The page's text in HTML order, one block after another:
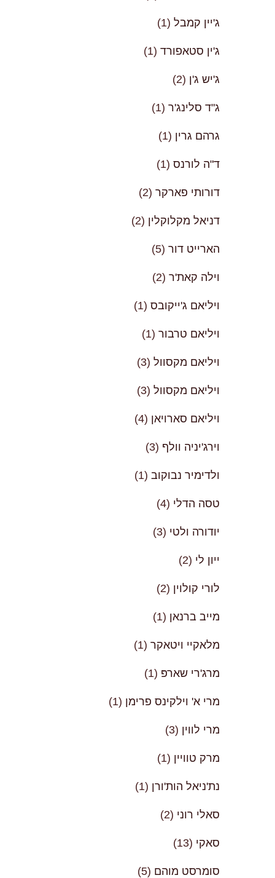
ג'יין קמבל (1)
ג'ין סטאפורד (1)
ג'יש ג'ן (2)
ג"ד סלינג'ר (1)
גרהם גרין (1)
ד"ה לורנס (1)
דורותי פארקר (2)
דניאל מקלוקלין (2)
הארייט דור (5)
וילה קאת'ר (2)
ויליאם ג'ייקובס (1)
ויליאם טרבור (1)
ויליאם מקסוול (3)
ויליאם מקסוול (3)
ויליאם סארויאן (4)
וירג'יניה וולף (3)
ולדימיר נבוקוב (1)
טסה הדלי (4)
יודורה ולטי (3)
ייון לי (2)
לורי קולוין (2)
מייב ברנאן (1)
מלאקיי ויטאקר (1)
מרג'רי שארפּ (1)
מרי א' וילקינס פרימן (1)
מרי לווין (3)
מרק טוויין (1)
נת'ניאל הות'ורן (1)
סאלי רוני (2)
סאקי (13)
סומרסט מוהם (5)